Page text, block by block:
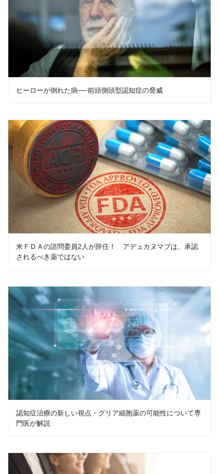
ヒーローが倒れた病──前頭側頭型認知症の脅威
米ＦＤＡの諮問委員2人が辞任！ アデュカヌマブは、承認
されるべき薬ではない
認知症治療の新しい視点・グリア細胞薬の可能性について専
門医が解説